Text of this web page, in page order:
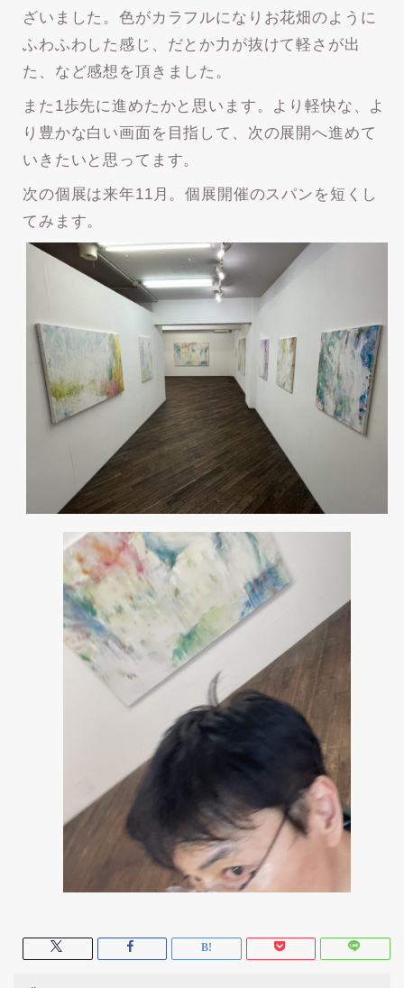
ざいました。色がカラフルになりお花畑のように
ふわふわした感じ、だとか力が抜けて軽さが出
た、など感想を頂きました。
また1歩先に進めたかと思います。より軽快な、よ
り豊かな白い画面を目指して、次の展開へ進めて
いきたいと思ってます。
次の個展は来年11月。個展開催のスパンを短くし
てみます。